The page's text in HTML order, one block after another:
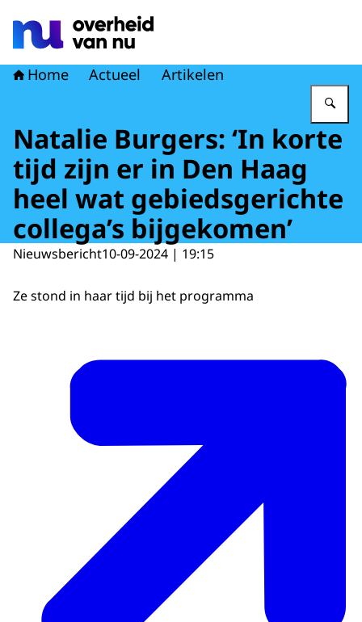
Home Actueel Artikelen
Natalie Burgers: ‘In korte
tijd zijn er in Den Haag
heel wat gebiedsgerichte
collega’s bijgekomen’
Nieuwsbericht10-09-2024 | 19:15
Ze stond in haar tijd bij het programma